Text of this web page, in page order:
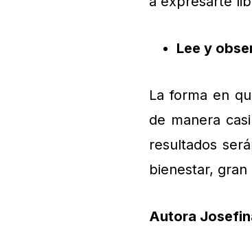
Lee y
La forma en
de manera
resultados
bienestar,
Autora